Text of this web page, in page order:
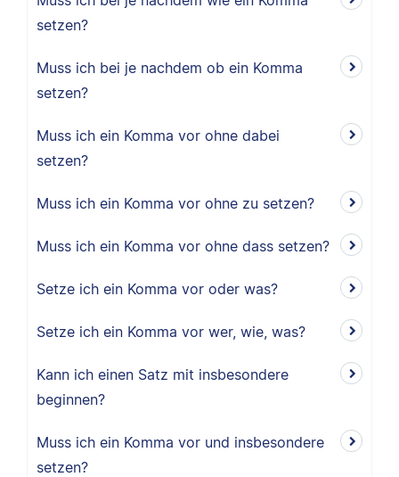
setzen?
Muss ich bei je nachdem ob ein Komma
setzen?
Muss ich ein Komma vor ohne dabei
setzen?
Muss ich ein Komma vor ohne zu setzen?
Muss ich ein Komma vor ohne dass setzen?
Setze ich ein Komma vor oder was?
Setze ich ein Komma vor wer, wie, was?
Kann ich einen Satz mit insbesondere
beginnen?
Muss ich ein Komma vor und insbesondere
setzen?